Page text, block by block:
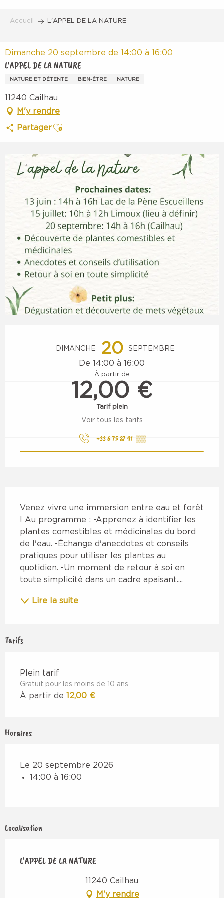
Accueil L'APPEL DE LA NATURE
Dimanche 20 septembre de 14:00 à 16:00
L'APPEL DE LA NATURE
NATURE ET DÉTENTE BIEN-ÊTRE NATURE
11240 Cailhau
M'y rendre
PartagerAjouter aux favoris
DIMANCHE 20 SEPTEMBRE
De 14:00 à 16:00
À partir de
12,00 €
Tarif plein
Voir tous les tarifs
+33 6 75 87 91 ▒▒
Venez vivre une immersion entre eau et forêt
! Au programme : -Apprenez à identifier les
plantes comestibles et médicinales du bord
de l'eau. -Échange d'anecdotes et conseils
pratiques pour utiliser les plantes au
quotidien. -Un moment de retour à soi en
toute simplicité dans un cadre apaisant....
Lire la suite
Tarifs
Plein tarif
Gratuit pour les moins de 10 ans
À partir de 12,00 €
Horaires
Le 20 septembre 2026
14:00 à 16:00
Localisation
L'APPEL DE LA NATURE
11240 Cailhau
M'y rendre